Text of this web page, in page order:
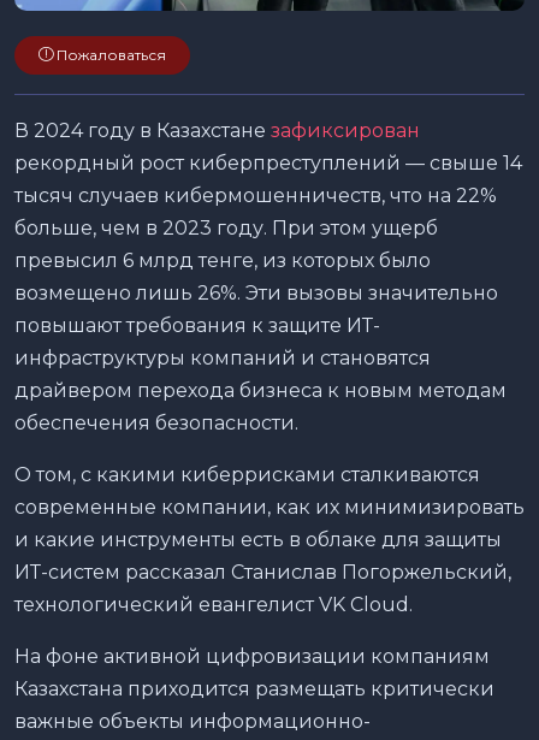
Пожаловаться
В 2024 году в Казахстане зафиксирован
рекордный рост киберпреступлений — свыше 14
тысяч случаев кибермошенничеств, что на 22%
больше, чем в 2023 году. При этом ущерб
превысил 6 млрд тенге, из которых было
возмещено лишь 26%. Эти вызовы значительно
повышают требования к защите ИТ-
инфраструктуры компаний и становятся
драйвером перехода бизнеса к новым методам
обеспечения безопасности.
О том, с какими киберрисками сталкиваются
современные компании, как их минимизировать
и какие инструменты есть в облаке для защиты
ИТ-систем рассказал Станислав Погоржельский,
технологический евангелист VK Cloud.
На фоне активной цифровизации компаниям
Казахстана приходится размещать критически
важные объекты информационно-